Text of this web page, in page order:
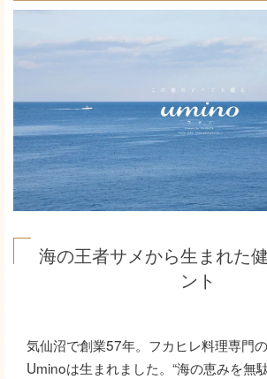
海の王者サメから生まれた
ント
気仙沼で創業57年。フカヒレ料理専門の
Uminoは生まれました。“海の恵みを無